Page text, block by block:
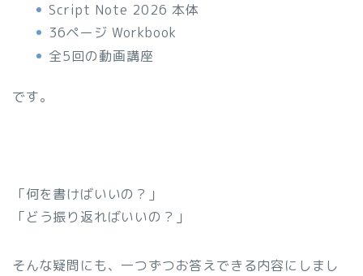
Script Note 2026 本体
36ページ Workbook
全5回の動画講座
です。
「何を書けばいいの？」
「どう振り返ればいいの？」
そんな疑問にも、一つずつお答えできる内容にしまし